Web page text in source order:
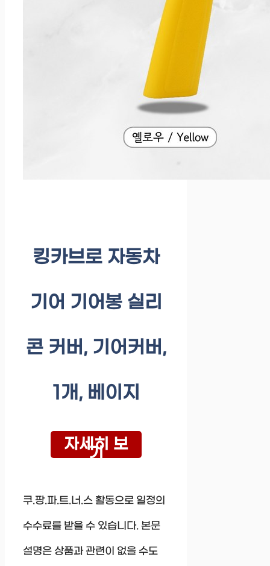
킹카브로 자동차
기어 기어봉 실리
콘 커버, 기어커버,
1개, 베이지
자세히 보
기
쿠.팡.파.트.너.스 활동으로 일정의
수수료를 받을 수 있습니다. 본문
설명은 상품과 관련이 없을 수도